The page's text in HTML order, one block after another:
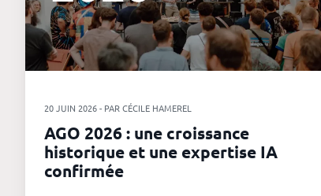
20 JUIN 2026 - PAR CÉCILE HAMEREL
AGO 2026 : une croissance
historique et une expertise IA
confirmée